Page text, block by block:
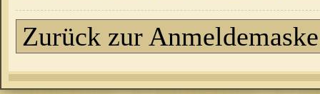
Zurück zur Anmeldemaske